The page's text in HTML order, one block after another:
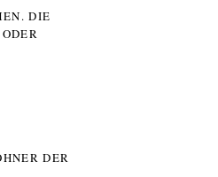
DIE
DER P